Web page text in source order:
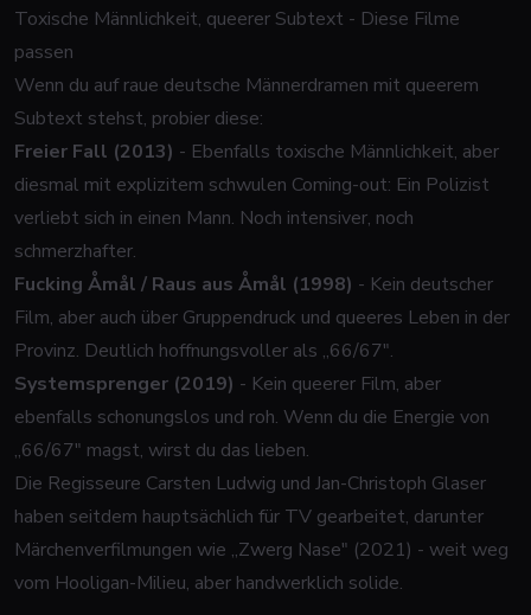
Toxische Männlichkeit, queerer Subtext - Diese Filme
passen
Wenn du auf raue deutsche Männerdramen mit queerem
Subtext stehst, probier diese:
Freier Fall (2013) - Ebenfalls toxische Männlichkeit, aber
diesmal mit explizitem schwulen Coming-out: Ein Polizist
verliebt sich in einen Mann. Noch intensiver, noch
schmerzhafter.
Fucking Åmål / Raus aus Åmål (1998) - Kein deutscher
Film, aber auch über Gruppendruck und queeres Leben in der
Provinz. Deutlich hoffnungsvoller als „66/67".
Systemsprenger (2019) - Kein queerer Film, aber
ebenfalls schonungslos und roh. Wenn du die Energie von
„66/67" magst, wirst du das lieben.
Die Regisseure Carsten Ludwig und Jan-Christoph Glaser
haben seitdem hauptsächlich für TV gearbeitet, darunter
Märchenverfilmungen wie „Zwerg Nase" (2021) - weit weg
vom Hooligan-Milieu, aber handwerklich solide.